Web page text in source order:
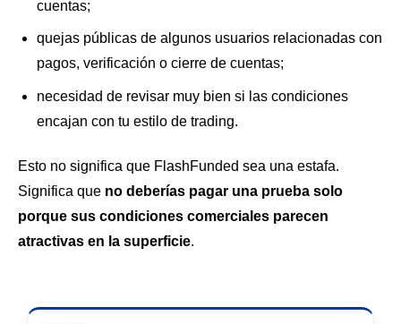
cuentas;
quejas públicas de algunos usuarios relacionadas con
pagos, verificación o cierre de cuentas;
necesidad de revisar muy bien si las condiciones
encajan con tu estilo de trading.
Esto no significa que FlashFunded sea una estafa.
Significa que no deberías pagar una prueba solo
porque sus condiciones comerciales parecen
atractivas en la superficie.